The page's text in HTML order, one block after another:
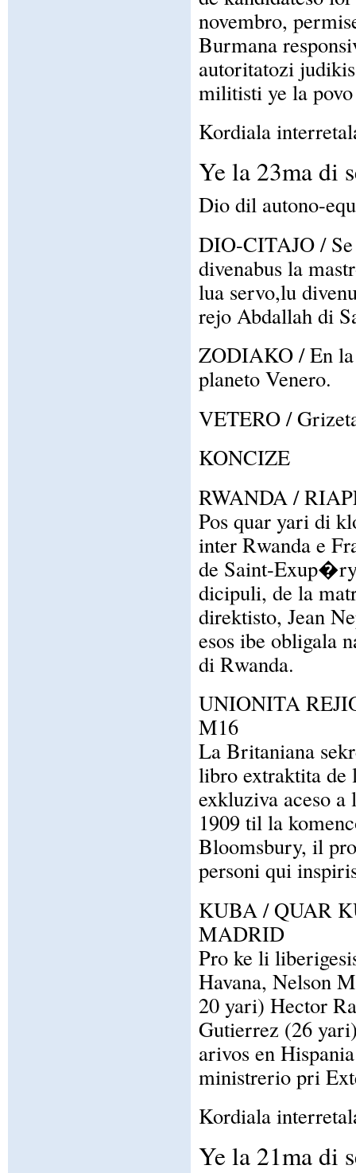
novembro,
Burmana
autoritatozi
militisti ye la
Kordiala
Ye la 23ma di
Dio dil autono-
DIO-CITAJO /
divenabus la
lua servo,lu
rejo Abdallah di
ZODIAKO / En la
planeto Venero.
VETERO /
KONCIZE
RWANDA /
Pos quar yari di
inter Rwanda e
de Saint-
dicipuli, de la
direktisto, Jean
esos ibe obligala
di Rwanda.
UNIONITA
M16
La Britaniana
libro extraktita de
exkluziva aceso
1909 til la
Bloomsbury, il
personi qui
KUBA / QUAR
MADRID
Pro ke li
Havana, Nelson
20 yari) Hector
Gutierrez (26
arivos en
ministrerio pri
Kordiala
Ye la 21ma di